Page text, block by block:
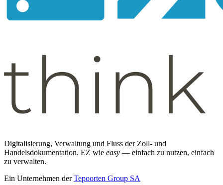
Digitalisierung, Verwaltung und Fluss der Zoll- und
Handelsdokumentation. EZ wie easy — einfach zu nutzen, einfach
zu verwalten.
Ein Unternehmen der Tepoorten Group SA